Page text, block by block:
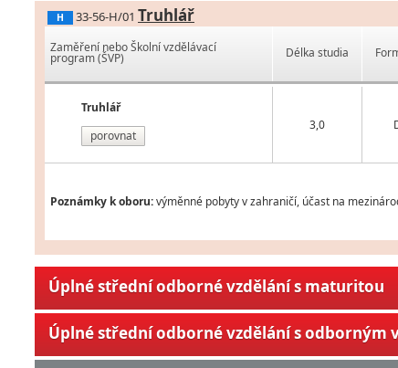
H 33-56-H/01 Truhlář
Zaměření nebo Školní vzdělávací
program (ŠVP)
Truhlář
porovnat
Délka studia
3,0
Poznámky k oboru:výměnné pobyty v zahraničí, účast na
Úplné střední odborné vzdělání s maturitou
Úplné střední odborné vzdělání s odborným